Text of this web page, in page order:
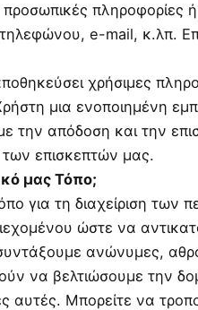
πληροφορίες
e-mail, κ.λπ.
χρήσιμες
μια ενοποιημένη
απόδοση και την
των επισκεπτών μας.
μας Τόπο;
για τη διαχείριση των
ώστε να
ανώνυμες,
να βελτιώσουμε την
Μπορείτε να